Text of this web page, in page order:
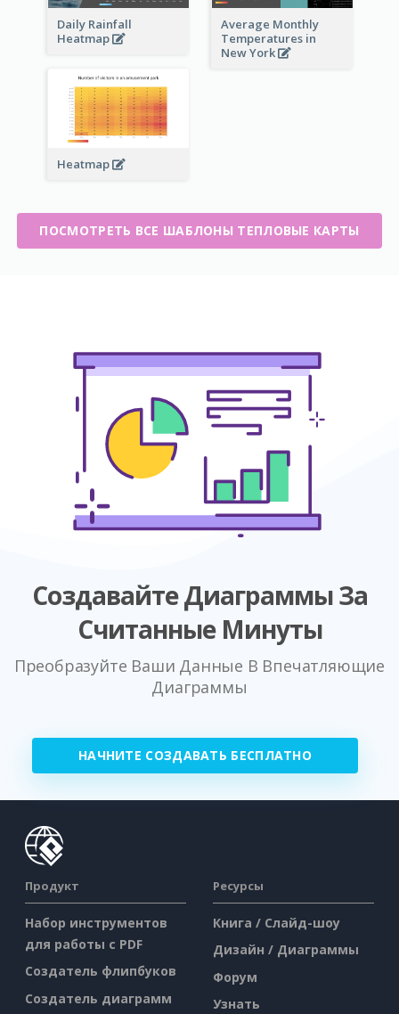
Daily Rainfall
Heatmap
Average Monthly
Temperatures in
New York
Heatmap
ПОСМОТРЕТЬ ВСЕ ШАБЛОНЫ ТЕПЛОВЫЕ КАРТЫ
Создавайте Диаграммы За
Считанные Минуты
Преобразуйте Ваши Данные В Впечатляющие
Диаграммы
НАЧНИТЕ СОЗДАВАТЬ БЕСПЛАТНО
Продукт
Набор инструментов
для работы с PDF
Создатель флипбуков
Создатель диаграмм
Ресурсы
Книга / Слайд-шоу
Дизайн / Диаграммы
Форум
Узнать